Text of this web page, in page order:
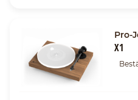
Pro-
X1